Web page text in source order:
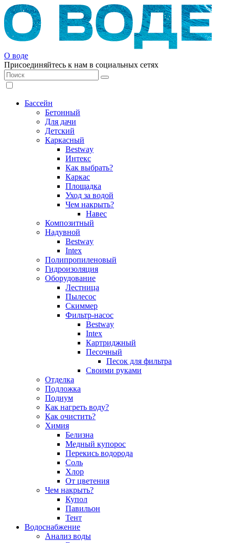
О воде
Присоединяйтесь к нам в социальных сетях
Бассейн
Бетонный
Для дачи
Детский
Каркасный
Bestway
Интекс
Как выбрать?
Каркас
Площадка
Уход за водой
Чем накрыть?
Навес
Композитный
Надувной
Bestway
Intex
Полипропиленовый
Гидроизоляция
Оборудование
Лестница
Пылесос
Скиммер
Фильтр-насос
Bestway
Intex
Картриджный
Песочный
Песок для фильтра
Своими руками
Отделка
Подложка
Подиум
Как нагреть воду?
Как очистить?
Химия
Белизна
Медный купорос
Перекись водорода
Соль
Хлор
От цветения
Чем накрыть?
Купол
Павильон
Тент
Водоснабжение
Анализ воды